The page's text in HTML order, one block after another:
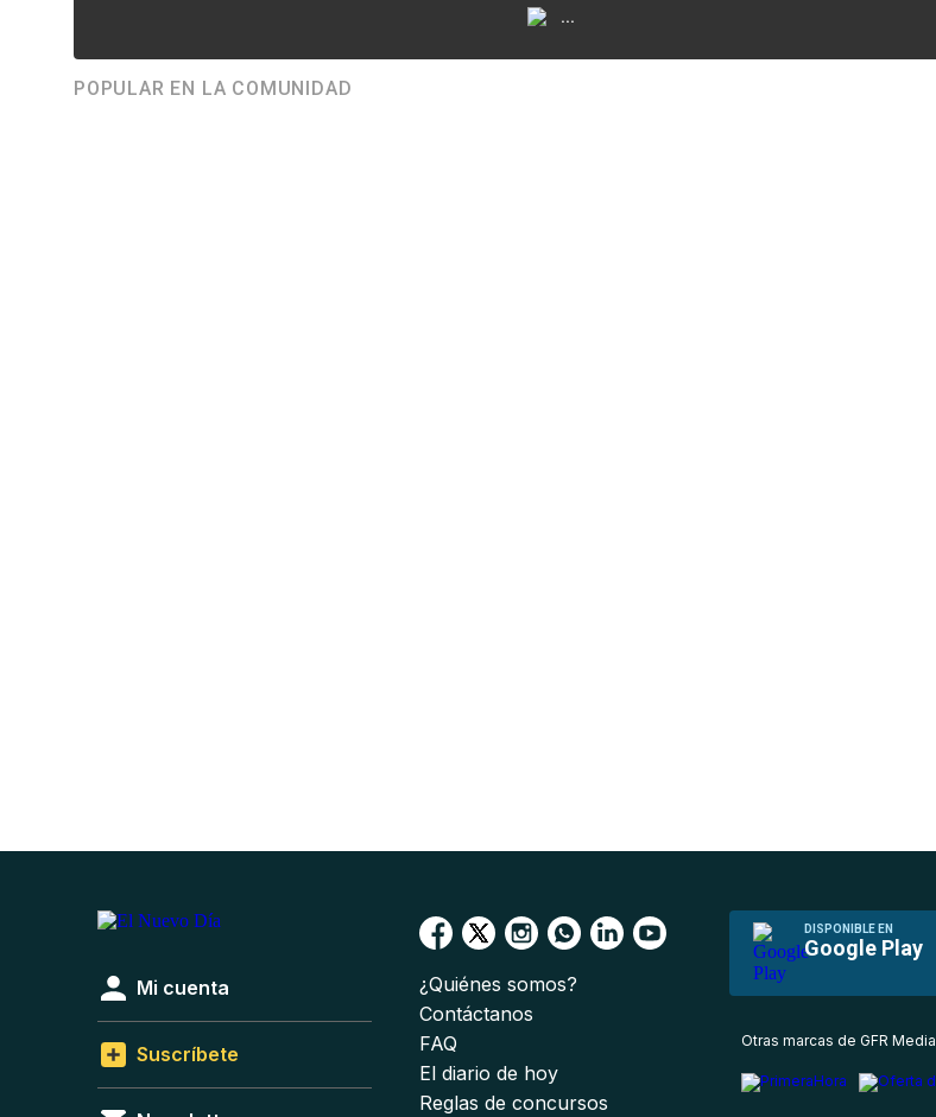
...
POPULAR EN LA COMUNIDAD
DISPONIBLE EN
Google Play
Mi cuenta
Suscríbete
¿Quiénes somos?
Contáctanos
FAQ
El diario de hoy
Reglas de concursos
Otras marcas de GFR Media